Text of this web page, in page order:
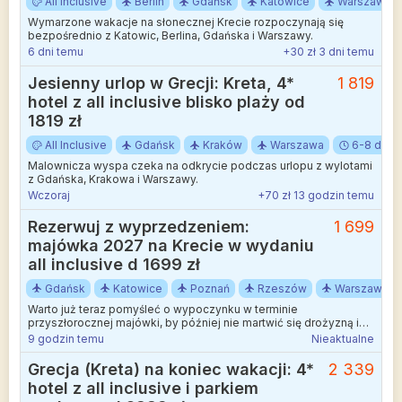
Wymarzone wakacje na słonecznej Krecie rozpoczynają się
bezpośrednio z Katowic, Berlina, Gdańska i Warszawy.
6 dni temu
+30 zł 3 dni temu
Jesienny urlop w Grecji: Kreta, 4*
hotel z all inclusive blisko plaży od
1819 zł
1 819
All Inclusive Gdańsk Kraków Warszawa
6-8 dni
Malownicza wyspa czeka na odkrycie podczas urlopu z wylotami
z Gdańska, Krakowa i Warszawy.
Wczoraj
+70 zł 13 godzin temu
Rezerwuj z wyprzedzeniem:
majówka 2027 na Krecie w wydaniu
all inclusive d 1699 zł
1 699
Gdańsk Katowice Poznań Rzeszów
Warszawa
Warto już teraz pomyśleć o wypoczynku w terminie
przyszłorocznej majówki, by później nie martwić się drożyzną i
znikającymi miejscami. Wyloty na Kretę z Gdańska, Katowic,
Poznania, Rzeszowa, Warszawy lub Wrocławia.
9 godzin temu Nieaktualne
Grecja (Kreta) na koniec wakacji: 4*
hotel z all inclusive i parkiem
2 339